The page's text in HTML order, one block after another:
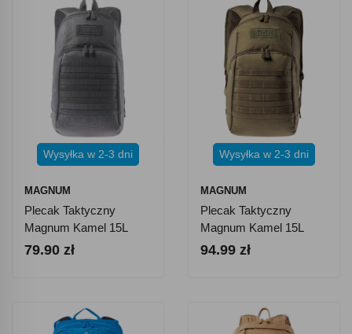
Wysyłka w 2-3 dni
MAGNUM
Plecak Taktyczny
Magnum Kamel 15L
Forged Iron
79.90 zł
Wysyłka w 2-3 dni
MAGNUM
Plecak Taktyczny
Magnum Kamel 15L
Olive Green
94.99 zł